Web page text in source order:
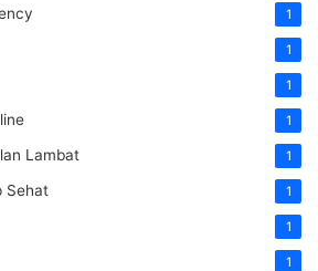
1
1
1
1
Lambat 1
Sehat 1
1
1